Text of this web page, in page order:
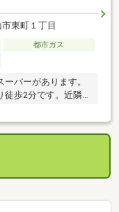
東町１丁目
都市ガス
パーがあります。
歩2分です。近隣に